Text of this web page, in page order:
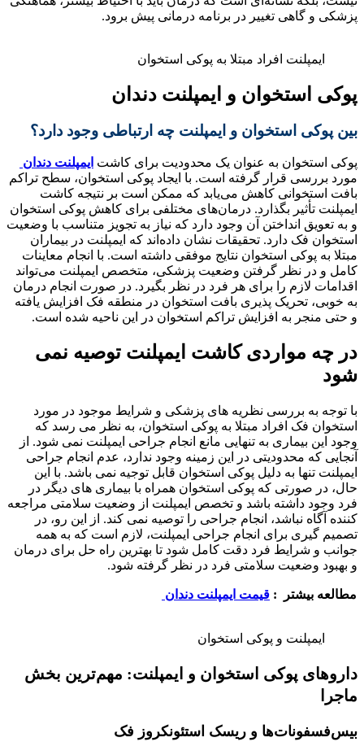
پزشکی و گاهی تغییر در برنامه درمانی پیش برود.
ایمپلنت افراد مبتلا به پوکی استخوان
پوکی استخوان و ایمپلنت دندان
بین پوکی استخوان و ایمپلنت چه ارتباطی وجود دارد؟
پوکی استخوان به عنوان یک محدودیت برای کاشت ایمپلنت دندان
مورد بررسی قرار گرفته است. با ایجاد پوکی استخوان، سطح تراکم
بافت استخوانی کاهش می‌یابد که ممکن است بر نتیجه کاشت
ایمپلنت تأثیر بگذارد. درمان‌های مختلفی برای کاهش پوکی استخوان
و به تعویق انداختن آن وجود دارد که نیاز به تجویز متناسب با وضعیت
استخوان فک دارد. تحقیقات نشان داده‌اند که ایمپلنت در بیماران
مبتلا به پوکی استخوان نتایج موفقی داشته است. با انجام معاینات
کامل و در نظر گرفتن وضعیت پزشکی، متخصص ایمپلنت می‌تواند
اقدامات لازم را برای هر فرد در نظر بگیرد. در صورت انجام درمان
به خوبی، تحریک پذیری بافت استخوان در منطقه فک افزایش یافته
و حتی منجر به افزایش تراکم استخوان در این ناحیه شده است.
در چه مواردی کاشت ایمپلنت توصیه نمی
شود
با توجه به بررسی نظریه های پزشکی و شرایط موجود در مورد
استخوان فک افراد مبتلا به پوکی استخوان، به نظر می رسد که
وجود این بیماری به تنهایی مانع انجام جراحی ایمپلنت نمی شود. از
آنجایی که محدودیتی در این زمینه وجود ندارد، عدم انجام جراحی
ایمپلنت تنها به دلیل پوکی استخوان قابل توجیه نمی باشد. با این
حال، در صورتی که پوکی استخوان همراه با بیماری های دیگر در
فرد وجود داشته باشد و تخصص ایمپلنت از وضعیت سلامتی مراجعه
کننده آگاه نباشد، انجام جراحی را توصیه نمی کند. از این رو، در
تصمیم گیری برای انجام جراحی ایمپلنت، لازم است که به همه
جوانب و شرایط فرد دقت کامل شود تا بهترین راه حل برای درمان
و بهبود وضعیت سلامتی فرد در نظر گرفته شود.
مطالعه بیشتر : قیمت ایمپلنت دندان
ایمپلنت و پوکی استخوان
داروهای پوکی استخوان و ایمپلنت: مهم‌ترین بخش
ماجرا
بیس‌فسفونات‌ها و ریسک استئونکروز فک